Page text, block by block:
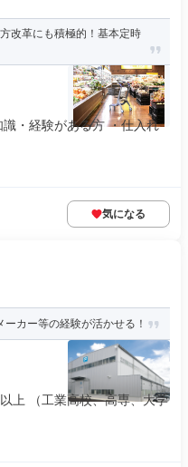
改革にも積極的！基本定時
・経験がある方 ・仕入れ
気になる
カー等の経験が活かせる！
上 （工業高校、高専、大学